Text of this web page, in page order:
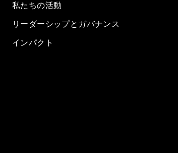
私たちの活動
リーダーシップとガバナンス
インパクト